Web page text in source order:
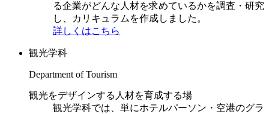
る企業がどんな人材を求めているかを調査・研究
し、カリキュラムを作成しました。
詳しくはこちら
観光学科
Department of Tourism
観光をデザインする人材を育成する場
観光学科では、単にホテルパーソン・空港のグラ